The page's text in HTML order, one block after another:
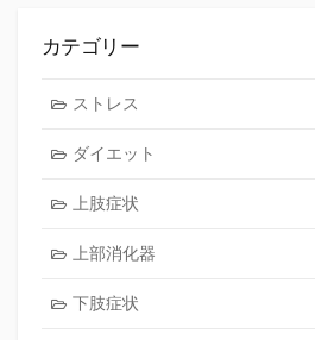
カテゴリー
ストレス
ダイエット
上肢症状
上部消化器
下肢症状